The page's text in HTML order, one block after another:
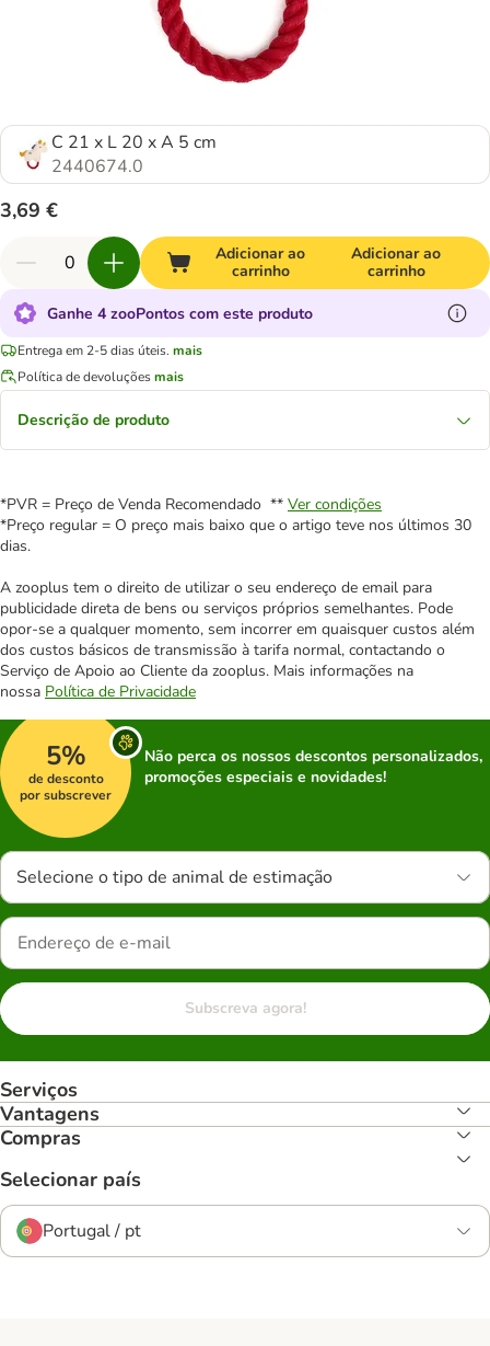
C 21 x L 20 x A 5 cm
2440674.0
3,69 €
Adicionar ao
carrinho
Adicionar ao
carrinho
Ganhe 4 zooPontos com este produto
Entrega em 2-5 dias úteis. mais
Política de devoluçõesmais
Descrição de produto
*PVR = Preço de Venda Recomendado ** Ver condições
*Preço regular = O preço mais baixo que o artigo teve nos últimos 30
dias.
A zooplus tem o direito de utilizar o seu endereço de email para
publicidade direta de bens ou serviços próprios semelhantes. Pode
opor-se a qualquer momento, sem incorrer em quaisquer custos além
dos custos básicos de transmissão à tarifa normal, contactando o
Serviço de Apoio ao Cliente da zooplus. Mais informações na
nossa Política de Privacidade
5%
de desconto
por subscrever
Não perca os nossos descontos personalizados,
promoções especiais e novidades!
Selecione o tipo de animal de estimação
Subscreva agora!
Serviços
Vantagens
Compras
Selecionar país
Portugal / pt